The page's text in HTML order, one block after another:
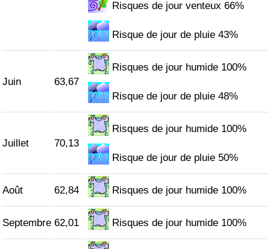
Risques de jour venteux 66%
Risque de jour de pluie 43%
Juin 63,67
Risques de jour humide 100%
Risque de jour de pluie 48%
Juillet 70,13
Risques de jour humide 100%
Risque de jour de pluie 50%
Août 62,84 Risques de jour humide 100%
Septembre 62,01 Risques de jour humide 100%